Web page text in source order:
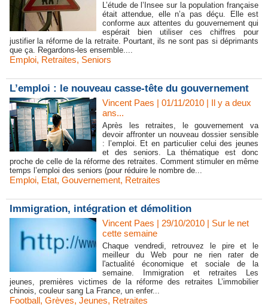
L’étude de l’Insee sur la population française
était attendue, elle n’a pas déçu. Elle est
conforme aux attentes du gouvernement qui
espérait bien utiliser ces chiffres pour
justifier la réforme de la retraite. Pourtant, ils ne sont pas si déprimants
que ça. Regardons-les ensemble....
Emploi, Retraites, Seniors
L’emploi : le nouveau casse-tête du gouvernement
Vincent Paes | 01/11/2010 | Il y a deux
ans...
Après les retraites, le gouvernement va
devoir affronter un nouveau dossier sensible
: l’emploi. Et en particulier celui des jeunes
et des seniors. La thématique est donc
proche de celle de la réforme des retraites. Comment stimuler en même
temps l’emploi des seniors (pour réduire le nombre de...
Emploi, Etat, Gouvernement, Retraites
Immigration, intégration et démolition
Vincent Paes | 29/10/2010 | Sur le net
cette semaine
Chaque vendredi, retrouvez le pire et le
meilleur du Web pour ne rien rater de
l'actualité économique et sociale de la
semaine. Immigration et retraites Les
jeunes, premières victimes de la réforme des retraites L’immobilier
chinois, couleur sang La France, un enfer...
Football, Grèves, Jeunes, Retraites